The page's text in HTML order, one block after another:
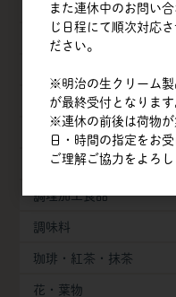
チョコレート
フルーツ
豆・豆乳製品
製菓・製パン素材
冷凍生地・半製品
調理加工食品
調味料
珈琲・紅茶・抹茶
花・葉物
また連休中のお問い
じ日程にて順次対応
ださい。
※明治の生クリーム
が最終受付となります
※連休の前後は荷物
日・時間の指定をお
ご理解ご協力をよろ